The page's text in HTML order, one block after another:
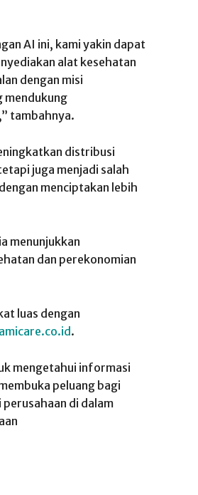
AI ini, kami yakin dapat
alat kesehatan
dengan misi
mendukung
tambahnya.
distribusi
juga menjadi salah
menciptakan lebih
menunjukkan
dan perekonomian
luas dengan
.
mengetahui informasi
peluang bagi
di dalam